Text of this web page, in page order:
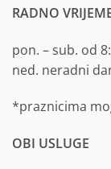
RADNO
pon. – sub. od
ned. neradni
*praznicima
OBI USLUGE